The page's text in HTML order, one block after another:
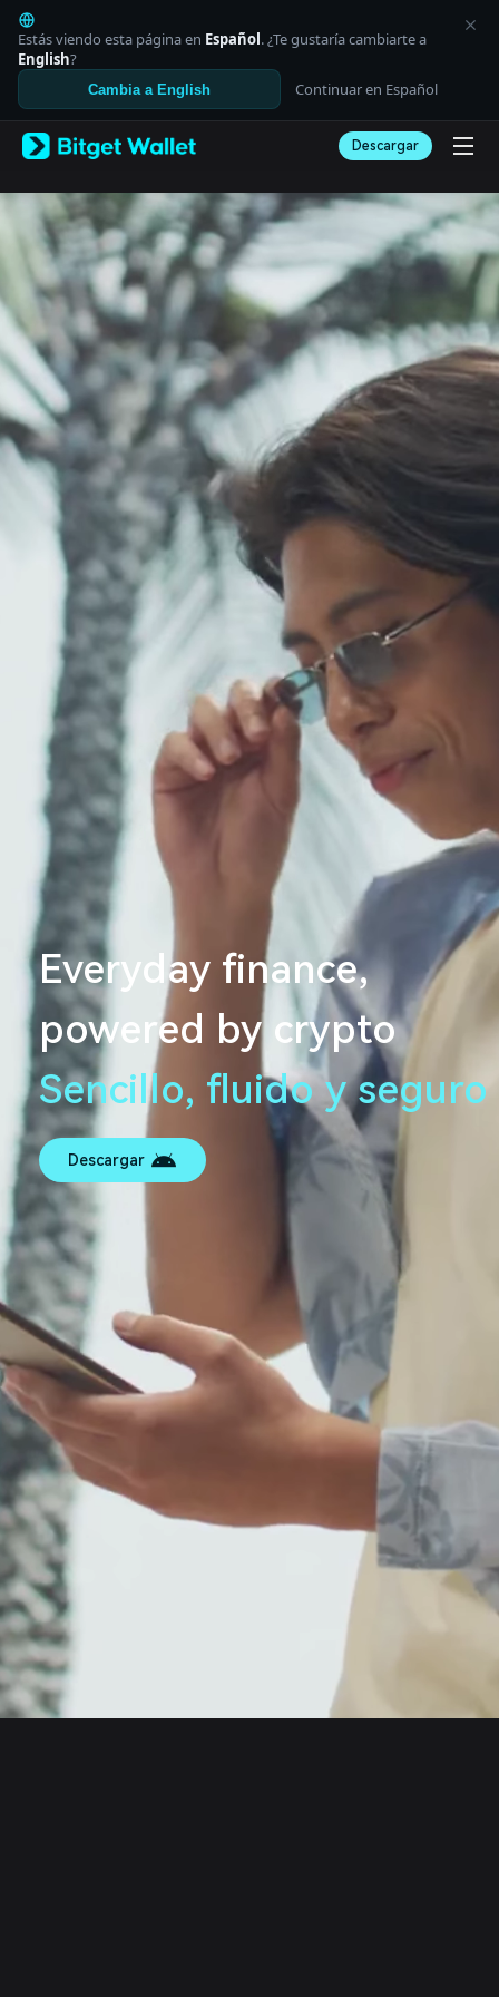
English
日本語
Tiếng Việt
Русский
Español (Latinoamérica)
Italiano
Deutsch
简体中文
繁體中文
Português (Portugal)
Bahasa Indonesia
ภาษาไทย
العربية
हिन्दी
বাংলা
Español
Português (Brasil)
Español (Argentina)
Estás viendo esta página en Español. ¿Te gustaría cambiarte a
English?
Cambia a English Continuar en Español
Descargar
Everyday finance,
powered by crypto
Sencillo, fluido y seguro
Descargar